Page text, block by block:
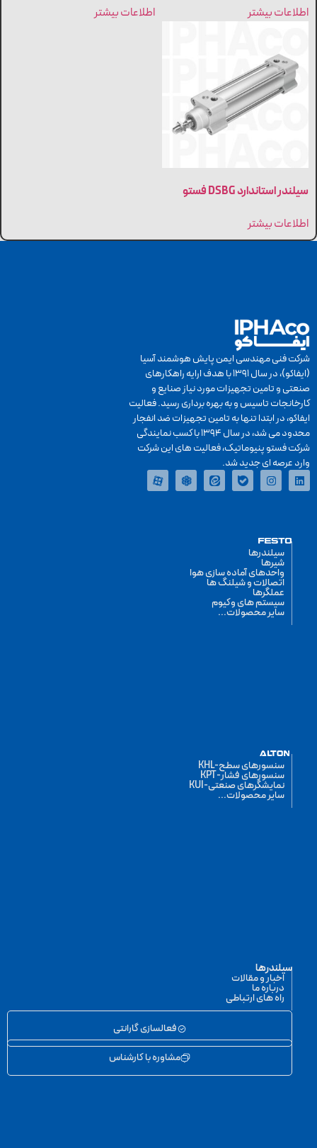
اطلاعات بیشتر
اطلاعات بیشتر
سیلندر استاندارد DSBG فستو
اطلاعات بیشتر
شرکت فنی مهندسی ایمن پایش هوشمند آسیا
(ایفاکو)، در سال 1391 با هدف ارایه راهکارهای
صنعتی و تامین تجهیزات مورد نیاز صنایع و
کارخانجات تاسیس و به بهره برداری رسید. فعالیت
ایفاکو، در ابتدا تنها به تامین تجهیزات ضد انفجار
محدود می­ شد، در سال 1394 با کسب نمایندگی
شرکت فستو پنیوماتیک، فعالیت های این شرکت
وارد عرصه­ ای جدید شد.
سیلندرها
شیرها
واحدهای آماده سازی هوا
اتصالات و شیلنگ ها
عملگرها
سیستم های وکیوم
سایر محصولات...
سنسورهای سطح-KHL
سنسورهای فشار-KPT
نمایشگرهای صنعتی-KUI
سایر محصولات...
سیلندرها
اخبار و مقالات
درباره ما
راه های ارتباطی
فعالسازی گارانتی
مشاوره با کارشناس